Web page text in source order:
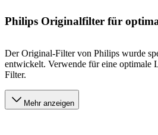
Philips Originalfilter für
Der Original-Filter von Philips wurde
entwickelt. Verwende für eine optimale
Filter.
Mehr anzeigen